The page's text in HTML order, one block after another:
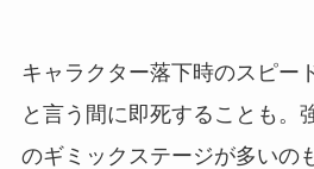
キャラクター落下時のスピー
と言う間に即死することも。
のギミックステージが多いの